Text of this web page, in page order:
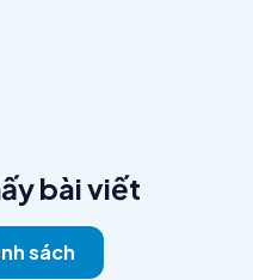
bài viết
sách